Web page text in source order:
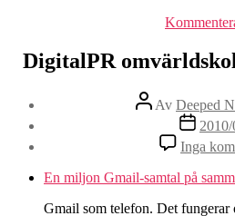
DigitalPR
Inläggsförfattare
Av Deeped
Inga
En miljon Gmail-samtal på
Gmail som telefon. Det